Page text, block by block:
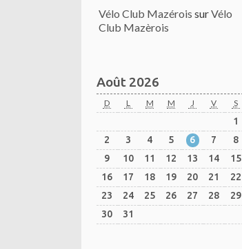
Vélo Club Mazérois surVélo
Club Mazèrois
Août 2026
D L M M J V S
1
2
3 4 5 6 7
8
9
10 11 12 13 14
15
16
17 18 19 20 21
22
23
24 25 26 27 28
29
30
31